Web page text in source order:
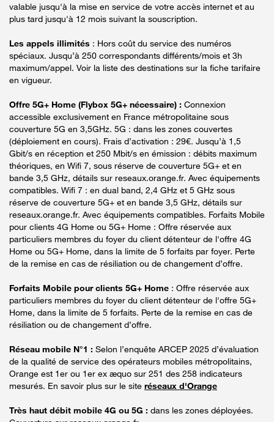
valable jusqu'à la mise en service de votre accès internet et au
plus tard jusqu'à 12 mois suivant la souscription.
Les appels illimités : Hors coût du service des numéros
spéciaux. Jusqu’à 250 correspondants différents/mois et 3h
maximum/appel. Voir la liste des destinations sur la fiche tarifaire
en vigueur.
Offre 5G+ Home (Flybox 5G+ nécessaire) : Connexion
accessible exclusivement en France métropolitaine sous
couverture 5G en 3,5GHz. 5G : dans les zones couvertes
(déploiement en cours). Frais d’activation : 29€. Jusqu’à 1,5
Gbit/s en réception et 250 Mbit/s en émission : débits maximum
théoriques, en Wifi 7, sous réserve de couverture 5G+ et en
bande 3,5 GHz, détails sur reseaux.orange.fr. Avec équipements
compatibles. Wifi 7 : en dual band, 2,4 GHz et 5 GHz sous
réserve de couverture 5G+ et en bande 3,5 GHz, détails sur
reseaux.orange.fr. Avec équipements compatibles. Forfaits Mobile
pour clients 4G Home ou 5G+ Home : Offre réservée aux
particuliers membres du foyer du client détenteur de l'offre 4G
Home ou 5G+ Home, dans la limite de 5 forfaits par foyer. Perte
de la remise en cas de résiliation ou de changement d’offre.
Forfaits Mobile pour clients 5G+ Home : Offre réservée aux
particuliers membres du foyer du client détenteur de l'offre 5G+
Home, dans la limite de 5 forfaits. Perte de la remise en cas de
résiliation ou de changement d’offre.
Réseau mobile N°1 : Selon l’enquête ARCEP 2025 d’évaluation
de la qualité de service des opérateurs mobiles métropolitains,
Orange est 1er ou 1er ex æquo sur 251 des 258 indicateurs
mesurés. En savoir plus sur le site réseaux d'Orange
Très haut débit mobile 4G ou 5G : dans les zones déployées.